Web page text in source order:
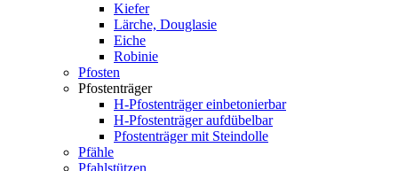
Kiefer
Lärche, Douglasie
Eiche
Robinie
Pfosten
Pfostenträger
H-Pfostenträger einbetonierbar
H-Pfostenträger aufdübelbar
Pfostenträger mit Steindolle
Pfähle
Pfahlstützen